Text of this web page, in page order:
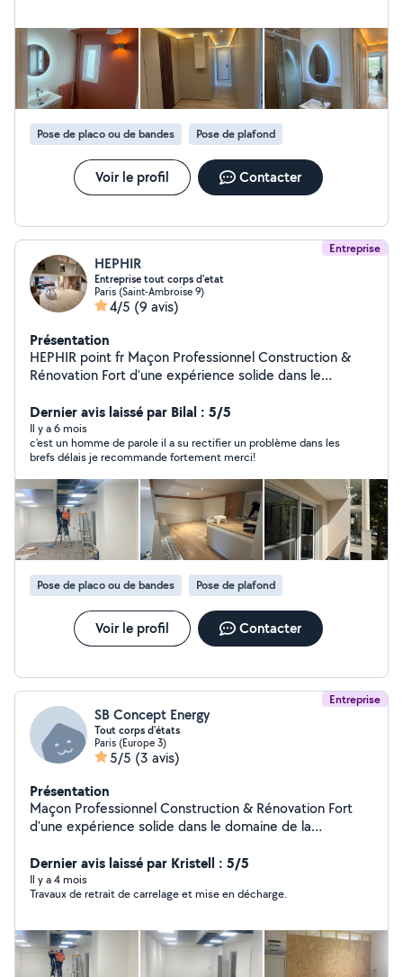
Pose de placo ou de bandes Pose de plafond
Voir le profil Contacter
Entreprise
HEPHIR
Entreprise tout corps d'etat
Paris (Saint-Ambroise 9)
4/5 (9 avis)
Présentation
HEPHIR point fr Maçon Professionnel Construction &
Rénovation Fort d'une expérience solide dans le
votre disposition pour tous vos travaux de construction,
de rénovation et d'aménagement extérieur. Que ce soit
pour de petits travaux ou de grands projets, je vous
garantis un travail soigné, durable et conforme à vos
attentes. Prestations proposées : Construction de
murs, cloisons et fondations Pose de briques, parpaings
et pierres Réalisation de dalles, terrasses et escaliers en
béton Enduits, crépis et ravalement de façade Petits
travaux de maçonnerie et réparations diverses Pourquoi
me faire confiance ? Travail de qualité et finitions
soignées Respect des délais et du budget Conseils
personnalisés adaptés à votre projet Devis gratuit et
réponse rapide Zone d'intervention : La Région
Parisienne 92 et 78 Contactez-moi dès maintenant pour
bonnes mains
Dernier avis laissé par Bilal : 5/5
Il y a 6 mois
c'est un homme de parole il a su rectifier un problème dans les
brefs délais je recommande fortement merci!
Pose de placo ou de bandes Pose de plafond
Voir le profil Contacter
Entreprise
SB Concept Energy
Tout corps d'états
Paris (Europe 3)
5/5 (3 avis)
Présentation
Maçon Professionnel Construction & Rénovation Fort
d'une expérience solide dans le domaine de la
pour tous vos travaux de construction, de rénovation et
d'aménagement extérieur. Que ce soit pour de petits
travaux ou de grands projets, je vous garantis un travail
proposées : Construction de murs, cloisons et
fondations Pose de briques, parpaings et pierres
Réalisation de dalles, terrasses et escaliers en béton
Dernier avis laissé par Kristell : 5/5
Il y a 4 mois
Travaux de retrait de carrelage et mise en décharge.